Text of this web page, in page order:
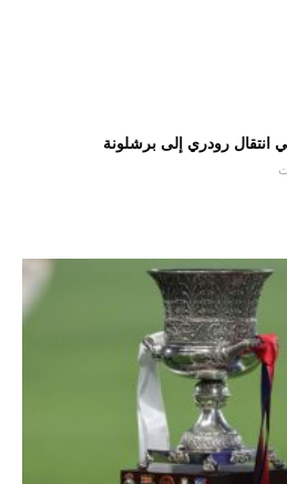
انتقال رودري إلى برشلونة